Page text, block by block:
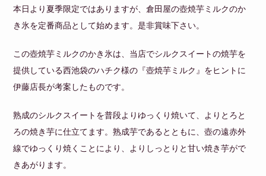
本日より夏季限定ではありますが、倉田屋の壺焼芋ミルクのか
き氷を定番商品として始めます。是非賞味下さい。
この壺焼芋ミルクのかき氷は、当店でシルクスイートの焼芋を
提供している西池袋のハチク様の『壺焼芋ミルク』をヒントに
伊藤店長が考案したものです。
熟成のシルクスイートを普段よりゆっくり焼いて、よりとろと
ろの焼き芋に仕立てます。熟成芋であるとともに、壺の遠赤外
線でゆっくり焼くことにより、よりしっとりと甘い焼き芋がで
きあがります。